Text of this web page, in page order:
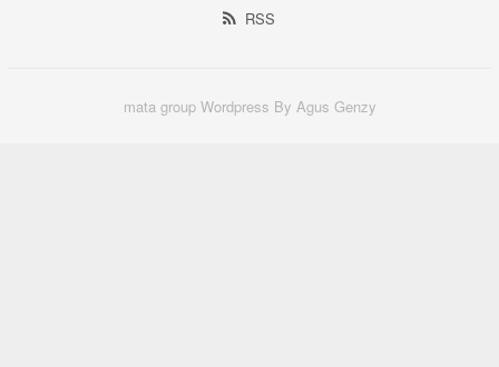
RSS
mata group Wordpress By Agus Genzy